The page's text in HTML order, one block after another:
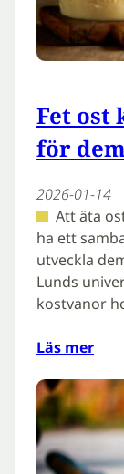
Fet ost
för
2026-01-14
Att äta
ha ett
utveckla
Lunds
kostvanor
Läs mer